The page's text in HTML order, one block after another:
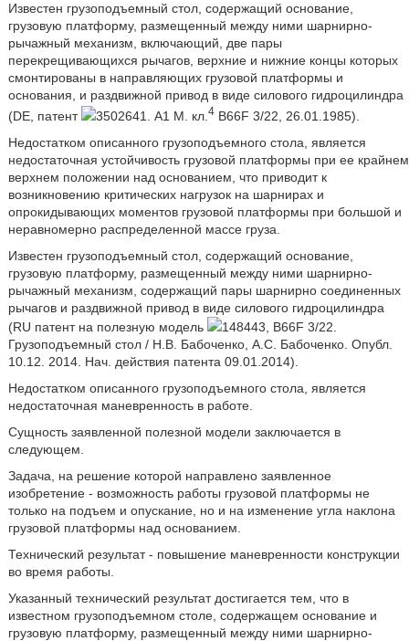
Известен грузоподъемный стол, содержащий основание,
грузовую платформу, размещенный между ними шарнирно-
рычажный механизм, включающий, две пары
перекрещивающихся рычагов, верхние и нижние концы которых
смонтированы в направляющих грузовой платформы и
основания, и раздвижной привод в виде силового гидроцилиндра
(DE, патент
3502641. A1 М. кл. 4B66F 3/22, 26.01.1985).
Недостатком описанного грузоподъемного стола, является
недостаточная устойчивость грузовой платформы при ее крайнем
верхнем положении над основанием, что приводит к
возникновению критических нагрузок на шарнирах и
опрокидывающих моментов грузовой платформы при большой и
неравномерно распределенной массе груза.
Известен грузоподъемный стол, содержащий основание,
грузовую платформу, размещенный между ними шарнирно-
рычажный механизм, содержащий пары шарнирно соединенных
рычагов и раздвижной привод в виде силового гидроцилиндра
(RU патент на полезную модель
148443, B66F 3/22.
Грузоподъемный стол / Н.В. Бабоченко, А.С. Бабоченко. Опубл.
10.12. 2014. Нач. действия патента 09.01.2014).
Недостатком описанного грузоподъемного стола, является
недостаточная маневренность в работе.
Сущность заявленной полезной модели заключается в
следующем.
Задача, на решение которой направлено заявленное
изобретение - возможность работы грузовой платформы не
только на подъем и опускание, но и на изменение угла наклона
грузовой платформы над основанием.
Технический результат - повышение маневренности конструкции
во время работы.
Указанный технический результат достигается тем, что в
известном грузоподъемном столе, содержащем основание и
грузовую платформу, размещенный между ними шарнирно-